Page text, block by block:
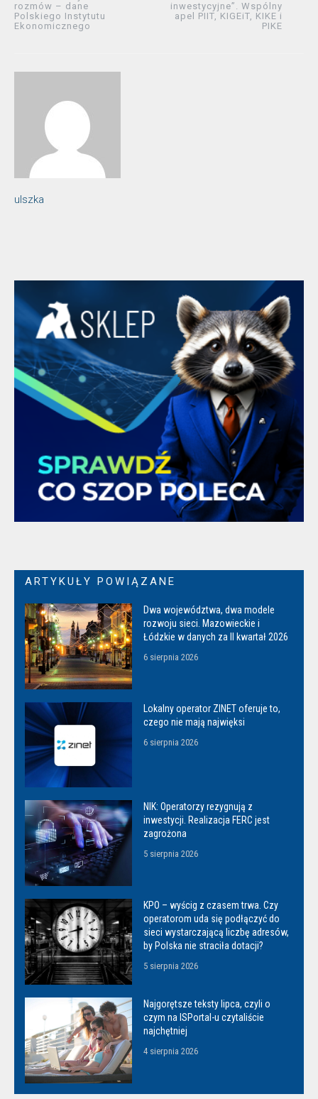
rozmów – dane
Polskiego Instytutu
Ekonomicznego
inwestycyjne”. Wspólny
apel PIIT, KIGEiT, KIKE i
PIKE
ulszka
ARTYKUŁY POWIĄZANE
Dwa województwa, dwa modele
rozwoju sieci. Mazowieckie i
Łódzkie w danych za II kwartał 2026
6 sierpnia 2026
Lokalny operator ZINET oferuje to,
czego nie mają najwięksi
6 sierpnia 2026
NIK: Operatorzy rezygnują z
inwestycji. Realizacja FERC jest
zagrożona
5 sierpnia 2026
KPO – wyścig z czasem trwa. Czy
operatorom uda się podłączyć do
sieci wystarczającą liczbę adresów,
by Polska nie straciła dotacji?
5 sierpnia 2026
Najgorętsze teksty lipca, czyli o
czym na ISPortal-u czytaliście
najchętniej
4 sierpnia 2026